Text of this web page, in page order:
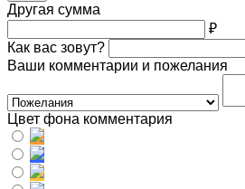
Другая сумма
₽
Как вас зовут?
Ваши комментарии и пожелания
Цвет фона комментария